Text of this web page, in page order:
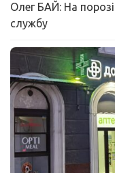
Олег БАЙ: На
службу